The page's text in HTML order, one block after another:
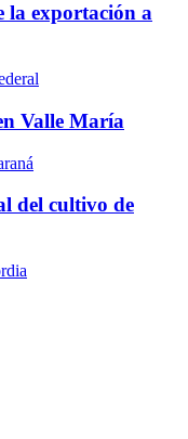
la exportación a
Valle María
del cultivo de